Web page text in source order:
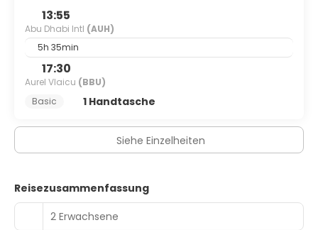
13:55
Abu Dhabi Intl (AUH)
5h 35min
17:30
Aurel Vlaicu (BBU)
Basic
1 Handtasche
Siehe Einzelheiten
Reisezusammenfassung
2 Erwachsene